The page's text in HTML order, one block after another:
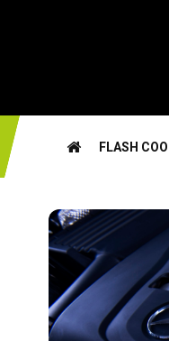
FLASH